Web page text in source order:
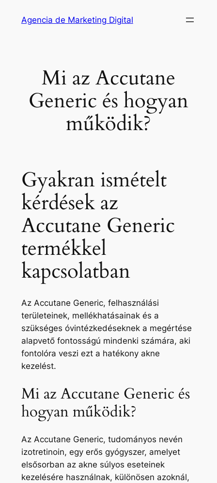
Agencia de Marketing Digital
Mi az Accutane
Generic és hogyan
működik?
Gyakran ismételt
kérdések az
Accutane Generic
termékkel
kapcsolatban
Az Accutane Generic, felhasználási
területeinek, mellékhatásainak és a
szükséges óvintézkedéseknek a megértése
alapvető fontosságú mindenki számára, aki
fontolóra veszi ezt a hatékony akne
kezelést.
Mi az Accutane Generic és
hogyan működik?
Az Accutane Generic, tudományos nevén
izotretinoin, egy erős gyógyszer, amelyet
elsősorban az akne súlyos eseteinek
kezelésére használnak, különösen azoknál,